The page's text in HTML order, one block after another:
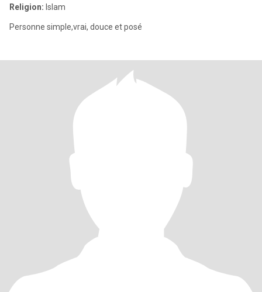
Religion: Islam
Personne simple,vrai, douce et posé